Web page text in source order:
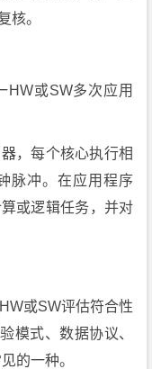
核。
HW或SW多次应用
，每个核心执行相
脉冲。在应用程序
或逻辑任务，并对
或SW评估符合性
模式、数据协议、
的一种。